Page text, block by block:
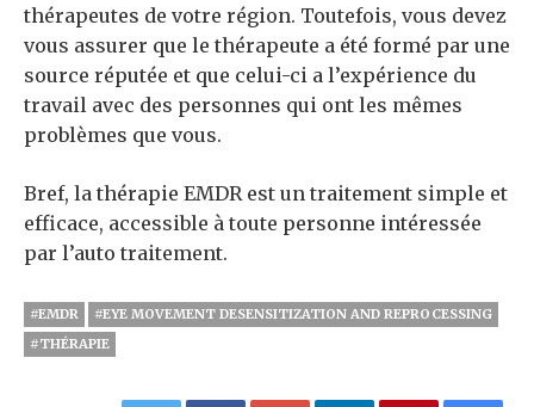
thérapeutes de votre région. Toutefois, vous devez
vous assurer que le thérapeute a été formé par une
source réputée et que celui-ci a l’expérience du
travail avec des personnes qui ont les mêmes
problèmes que vous.
Bref, la thérapie EMDR est un traitement simple et
efficace, accessible à toute personne intéressée
par l’auto traitement.
#EMDR
#EYE MOVEMENT DESENSITIZATION AND REPROCESSING
#THÉRAPIE